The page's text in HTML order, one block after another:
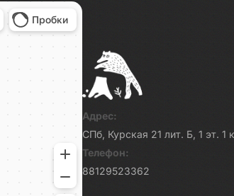
Адрес:
СПб, Курская 21 лит. Б, 1 эт.
Телефон:
88129523362